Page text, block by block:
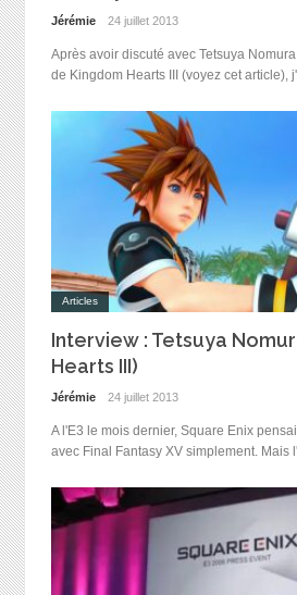
Jérémie 24 juillet 2013
Après avoir discuté avec Tetsuya
de Kingdom Hearts III (voyez cet article),
Articles
Interview : Tetsuya
Hearts III)
Jérémie 24 juillet 2013
A l'E3 le mois dernier, Square Enix
avec Final Fantasy XV simplement. Mais